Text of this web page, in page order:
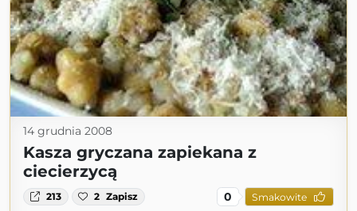
14 grudnia 2008
Kasza gryczana zapiekana z
ciecierzycą
213 2 Zapisz 0 Smakowite